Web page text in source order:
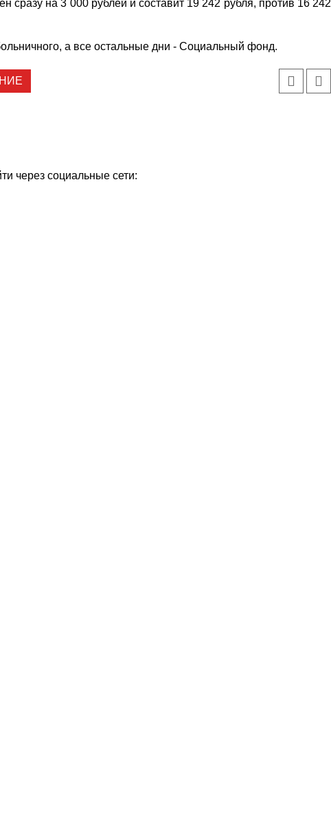
сразу на 3 000 руб­лей и составит 19 242 рубля, против 16 242
а все остальные дни - Социальный фонд.
через социальные сети: